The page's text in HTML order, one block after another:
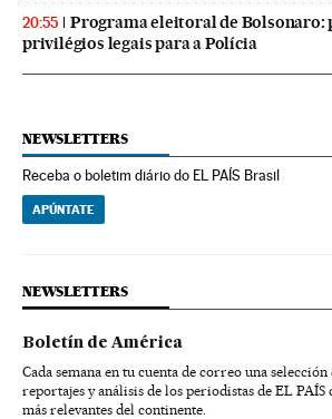
20:55
Programa eleitoral de Bolsonaro:
privilégios legais para a Polícia
NEWSLETTERS
Receba o boletim diário do EL PAÍS Brasil
APÚNTATE
NEWSLETTERS
Boletín de América
Cada semana en tu cuenta de correo una selección
reportajes y análisis de los periodistas de EL
más relevantes del continente.